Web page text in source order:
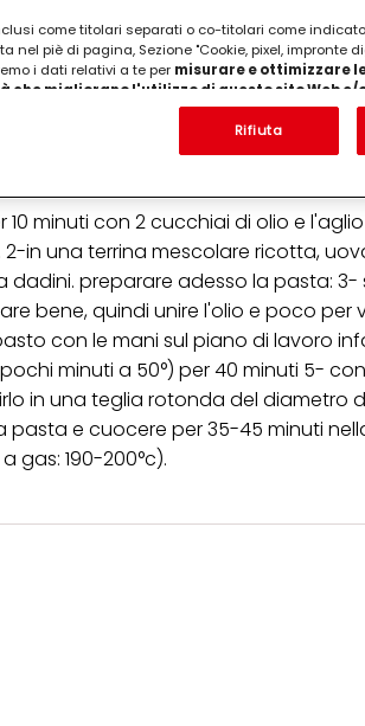
bustina di lievito,2 cucchiai
cucchiai di olio d'oliva,1 spicchio
grana grattuggiato,200 gr
minuti con 2 cucchiai di olio e
in una terrina mescolare ricotta,
dadini. preparare adesso la pasta:
bene, quindi unire l'olio e poco per
con le mani sul piano di lavoro
minuti a 50°) per 40 minuti 5-
in una teglia rotonda del diametro
e cuocere per 35-45 minuti
gas: 190-200°c).
come titolari separati o co-titolari come
piè di pagina, Sezione "Cookie, pixel, impronte
i dati relativi a te per misurare e ottimizzare
che migliorano l'utilizzo di questo sito Web e/
di questo sito Web e le tue interazioni commerciali
e su tale base tracciare i tuoi acquisti dei nostri
commerciali e creare profili individuali su di te
terzi) tramite i dispositivi assegnati a te o alla tua
pubblicitarie.
dei tuoi dati nella nostra Informativa sulla
Impronte digitali e tecnologie simili"). Puoi
i cookie sul nostro sito web nella sezione
sui cookie utilizzati su questo sito Web, in
dettagliate su ciascun cookie disponibili
informazioni sul trattamento dei tuoi dati / sull'uso
su "Accetta tutto", acconsenti all'uso dei
Se fai clic su "Rifiuta", verranno utilizzati solo i
Rifiuta